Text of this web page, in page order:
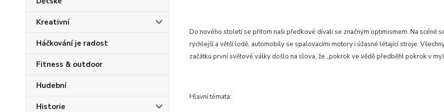
Kreativní
Háčkování je radost
Fitness & outdoor
Hudební
Historie
Do nového století se přitom naši předkové dívali se značným optimismem. Na
rychlejší a větší lodě, automobily se spalovacími motory i úžasné létající stroje.
začátku první světové války došlo na slova, že „pokrok ve vědě předběhl pokrok v
Hlavní témata: